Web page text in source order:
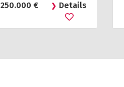
250.000 € Details